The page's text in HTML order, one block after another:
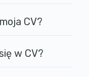
CV?
w CV?